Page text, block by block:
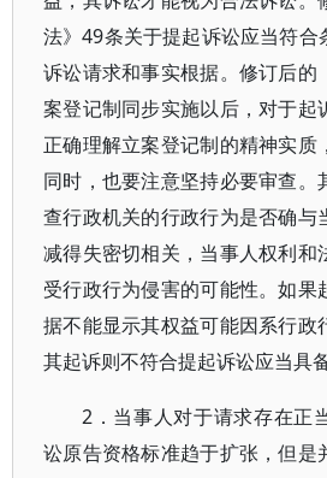
法》49条关于提起诉讼应当符合
诉讼请求和事实根据。修订后的
案登记制同步实施以后，对于起
正确理解立案登记制的精神实质
同时，也要注意坚持必要审查。
查行政机关的行政行为是否确与
减得失密切相关，当事人权利和
受行政行为侵害的可能性。如果
据不能显示其权益可能因系行政
其起诉则不符合提起诉讼应当具
2．当事人对于请求存在正
讼原告资格标准趋于扩张，但是